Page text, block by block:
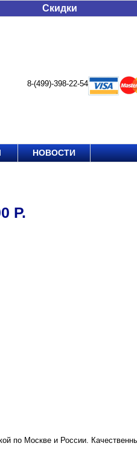
Скидки
8-(499)-398-22-54
НОВОСТИ
Р.
по Москве и России.